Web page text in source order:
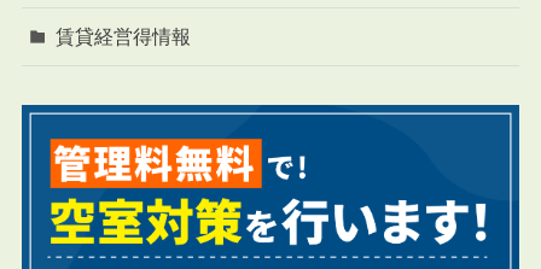
賃貸経営得情報